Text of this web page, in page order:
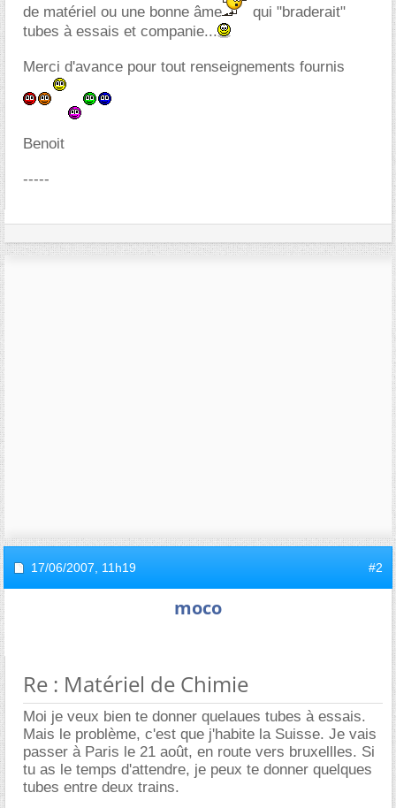
de matériel ou une bonne âme
qui "braderait"
tubes à essais et companie...
Merci d'avance pour tout renseignements fournis
Benoit
-----
17/06/2007, 11h19 #2
moco
Re : Matériel de Chimie
Moi je veux bien te donner quelaues tubes à essais.
Mais le problème, c'est que j'habite la Suisse. Je vais
passer à Paris le 21 août, en route vers bruxellles. Si
tu as le temps d'attendre, je peux te donner quelques
tubes entre deux trains.